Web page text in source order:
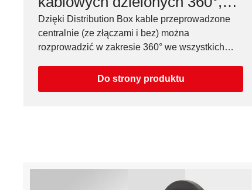
M32-M75, IP54
Dzięki Distribution Box kable przeprowadzone
centralnie (ze złączami i bez) można
rozprowadzić w zakresie 360° we wszystkich
Do strony produktu